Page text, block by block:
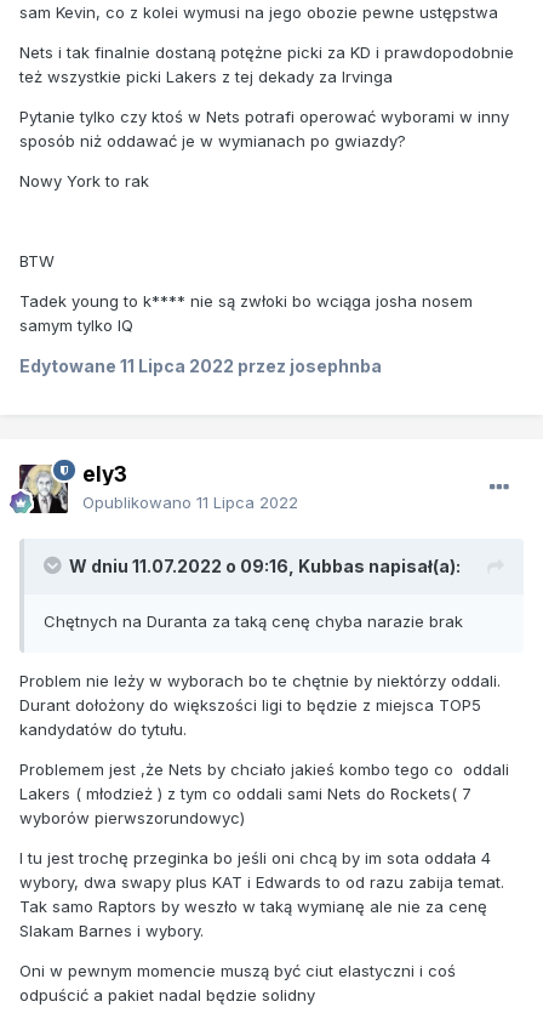
sam Kevin, co z kolei wymusi na jego obozie pewne ustępstwa
Nets i tak finalnie dostaną potężne picki za KD i prawdopodobnie
też wszystkie picki Lakers z tej dekady za Irvinga
Pytanie tylko czy ktoś w Nets potrafi operować wyborami w inny
sposób niż oddawać je w wymianach po gwiazdy?
Nowy York to rak
BTW
Tadek young to k**** nie są zwłoki bo wciąga josha nosem
samym tylko IQ
Edytowane 11 Lipca 2022 przez josephnba
ely3
Opublikowano 11 Lipca 2022
W dniu 11.07.2022 o 09:16, Kubbas napisał(a):
Chętnych na Duranta za taką cenę chyba narazie brak
Problem nie leży w wyborach bo te chętnie by niektórzy oddali.
Durant dołożony do większości ligi to będzie z miejsca TOP5
kandydatów do tytułu.
Problemem jest ,że Nets by chciało jakieś kombo tego co oddali
Lakers ( młodzież ) z tym co oddali sami Nets do Rockets( 7
wyborów pierwszorundowyc)
I tu jest trochę przeginka bo jeśli oni chcą by im sota oddała 4
wybory, dwa swapy plus KAT i Edwards to od razu zabija temat.
Tak samo Raptors by weszło w taką wymianę ale nie za cenę
SIakam Barnes i wybory.
Oni w pewnym momencie muszą być ciut elastyczni i coś
odpuścić a pakiet nadal będzie solidny